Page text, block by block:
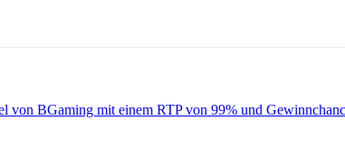
BGaming mit einem RTP von 99% und